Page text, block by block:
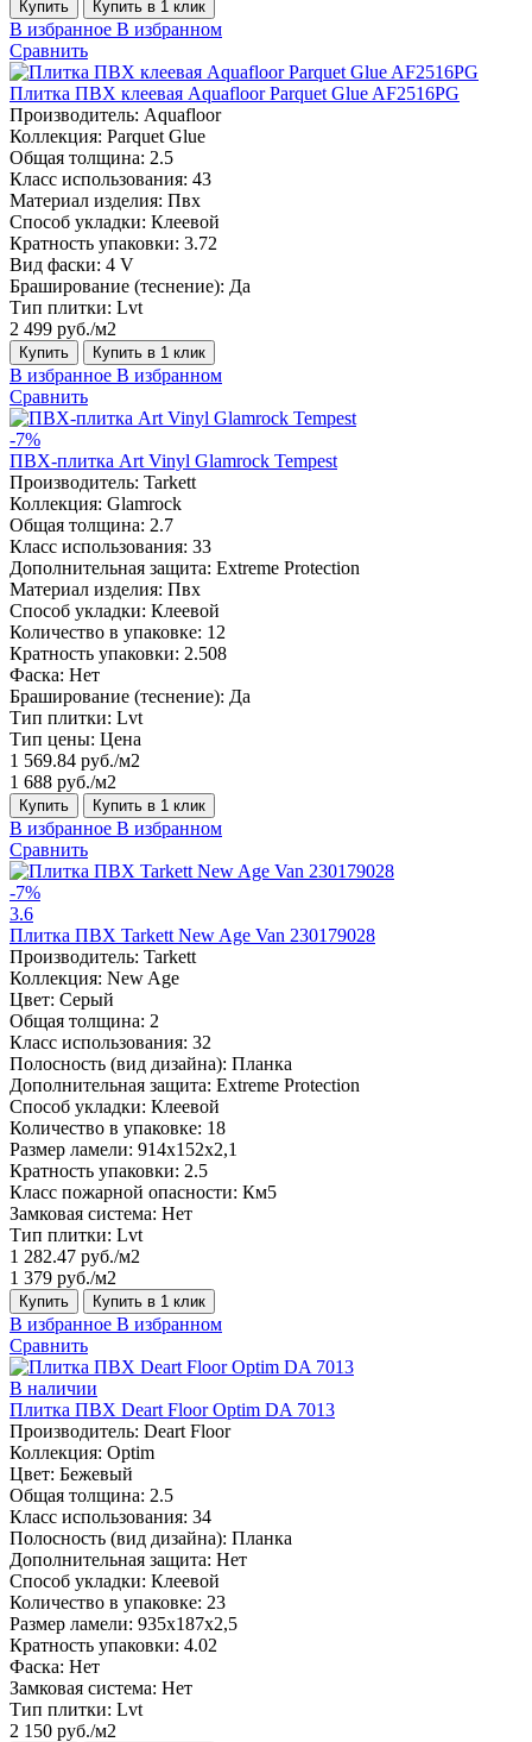
Купить Купить в 1 клик
В избранное В избранном
Сравнить
Плитка ПВХ клеевая Aquafloor Parquet Glue AF2516PG
Производитель: Aquafloor
Коллекция: Parquet Glue
Общая толщина: 2.5
Класс использования: 43
Материал изделия: Пвх
Способ укладки: Клеевой
Кратность упаковки: 3.72
Вид фаски: 4 V
Браширование (теснение): Да
Тип плитки: Lvt
2 499 руб./м2
Купить Купить в 1 клик
В избранное В избранном
Сравнить
-7%
ПВХ-плитка Art Vinyl Glamrock Tempest
Производитель: Tarkett
Коллекция: Glamrock
Общая толщина: 2.7
Класс использования: 33
Дополнительная защита: Extreme Protection
Материал изделия: Пвх
Способ укладки: Клеевой
Количество в упаковке: 12
Кратность упаковки: 2.508
Фаска: Нет
Браширование (теснение): Да
Тип плитки: Lvt
Тип цены: Цена
1 569.84 руб./м2
1 688 руб./м2
Купить Купить в 1 клик
В избранное В избранном
Сравнить
-7%
3.6
Плитка ПВХ Tarkett New Age Van 230179028
Производитель: Tarkett
Коллекция: New Age
Цвет: Серый
Общая толщина: 2
Класс использования: 32
Полосность (вид дизайна): Планка
Дополнительная защита: Extreme Protection
Способ укладки: Клеевой
Количество в упаковке: 18
Размер ламели: 914x152x2,1
Кратность упаковки: 2.5
Класс пожарной опасности: Км5
Замковая система: Нет
Тип плитки: Lvt
1 282.47 руб./м2
1 379 руб./м2
Купить Купить в 1 клик
В избранное В избранном
Сравнить
В наличии
Плитка ПВХ Deart Floor Optim DA 7013
Производитель: Deart Floor
Коллекция: Optim
Цвет: Бежевый
Общая толщина: 2.5
Класс использования: 34
Полосность (вид дизайна): Планка
Дополнительная защита: Нет
Способ укладки: Клеевой
Количество в упаковке: 23
Размер ламели: 935х187х2,5
Кратность упаковки: 4.02
Фаска: Нет
Замковая система: Нет
Тип плитки: Lvt
2 150 руб./м2